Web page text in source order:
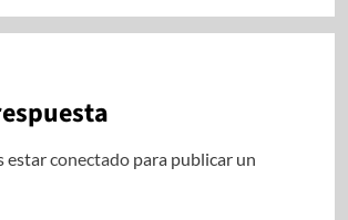
estarconectadopara publicar un